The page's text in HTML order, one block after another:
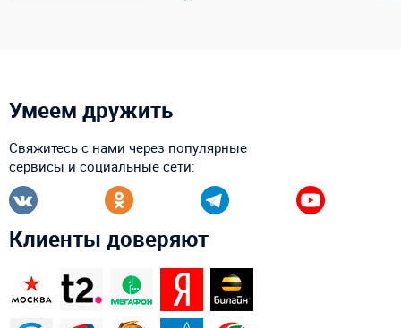
Умеем дружить
Свяжитесь с нами через популярные
сервисы и социальные сети:
Клиенты доверяют